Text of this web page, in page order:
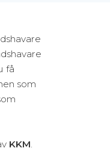
få
som
KKM.